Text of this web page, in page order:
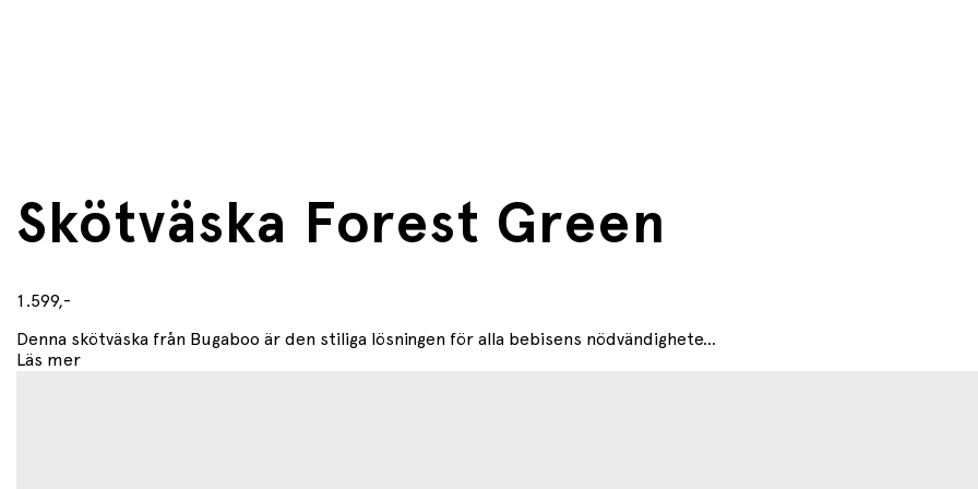
Skötväska Forest Green
1.599,-
Denna skötväska från Bugaboo är den stiliga lösningen för alla bebisens nödvändighete...
Läs mer